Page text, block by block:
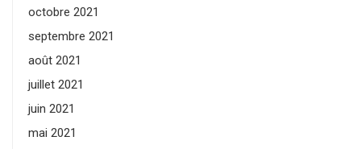
octobre 2021
septembre 2021
août 2021
juillet 2021
juin 2021
mai 2021